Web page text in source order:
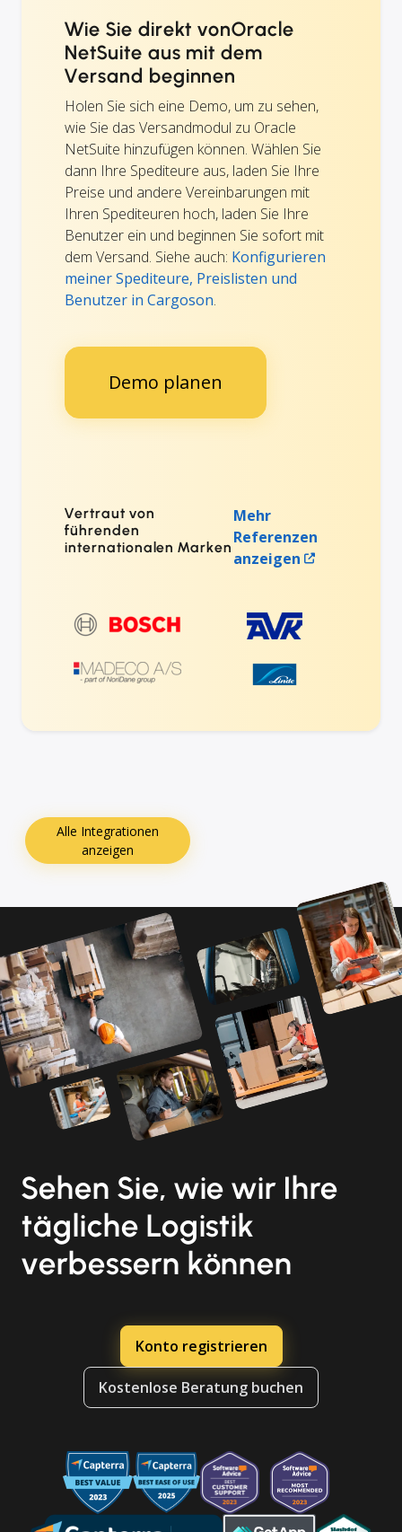
Wie Sie direkt vonOracle
NetSuite aus mit dem
Versand beginnen
Holen Sie sich eine Demo, um zu sehen,
wie Sie das Versandmodul zu Oracle
NetSuite hinzufügen können. Wählen Sie
dann Ihre Spediteure aus, laden Sie Ihre
Preise und andere Vereinbarungen mit
Ihren Spediteuren hoch, laden Sie Ihre
Benutzer ein und beginnen Sie sofort mit
dem Versand. Siehe auch: Konfigurieren
meiner Spediteure, Preislisten und
Benutzer in Cargoson.
Demo planen
Vertraut von
führenden
internationalen Marken
Mehr
Referenzen
anzeigen
Alle Integrationen
anzeigen
Sehen Sie, wie wir Ihre
tägliche Logistik
verbessern können
Konto registrieren
Kostenlose Beratung buchen